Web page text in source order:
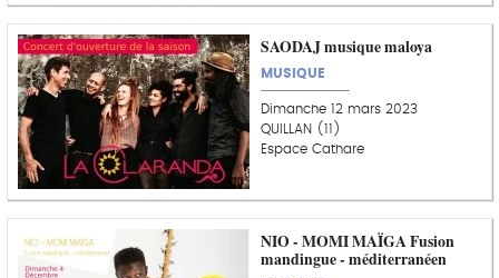
SAODAJ musique maloya
MUSIQUE
Dimanche 12 mars 2023
QUILLAN (11)
Espace Cathare
NIO - MOMI MAÏGA Fusion
mandingue - méditerranéen